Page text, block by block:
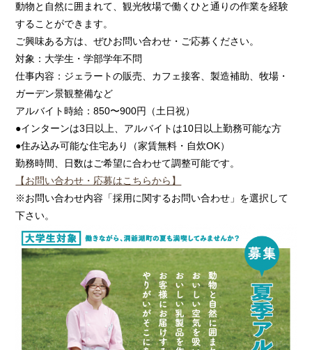
動物と自然に囲まれて、観光牧場で働くひと通りの作業を経験
することができます。
ご興味ある方は、ぜひお問い合わせ・ご応募ください。
対象：大学生・学部学年不問
仕事内容：ジェラートの販売、カフェ接客、製造補助、牧場・
ガーデン景観整備など
アルバイト時給：850〜900円（土日祝）
●インターンは3日以上、アルバイトは10日以上勤務可能な方
●住み込み可能な住宅あり（家賃無料・自炊OK）
勤務時間、日数はご希望に合わせて調整可能です。
【お問い合わせ・応募はこちらから】
※お問い合わせ内容「採用に関するお問い合わせ」を選択して
下さい。